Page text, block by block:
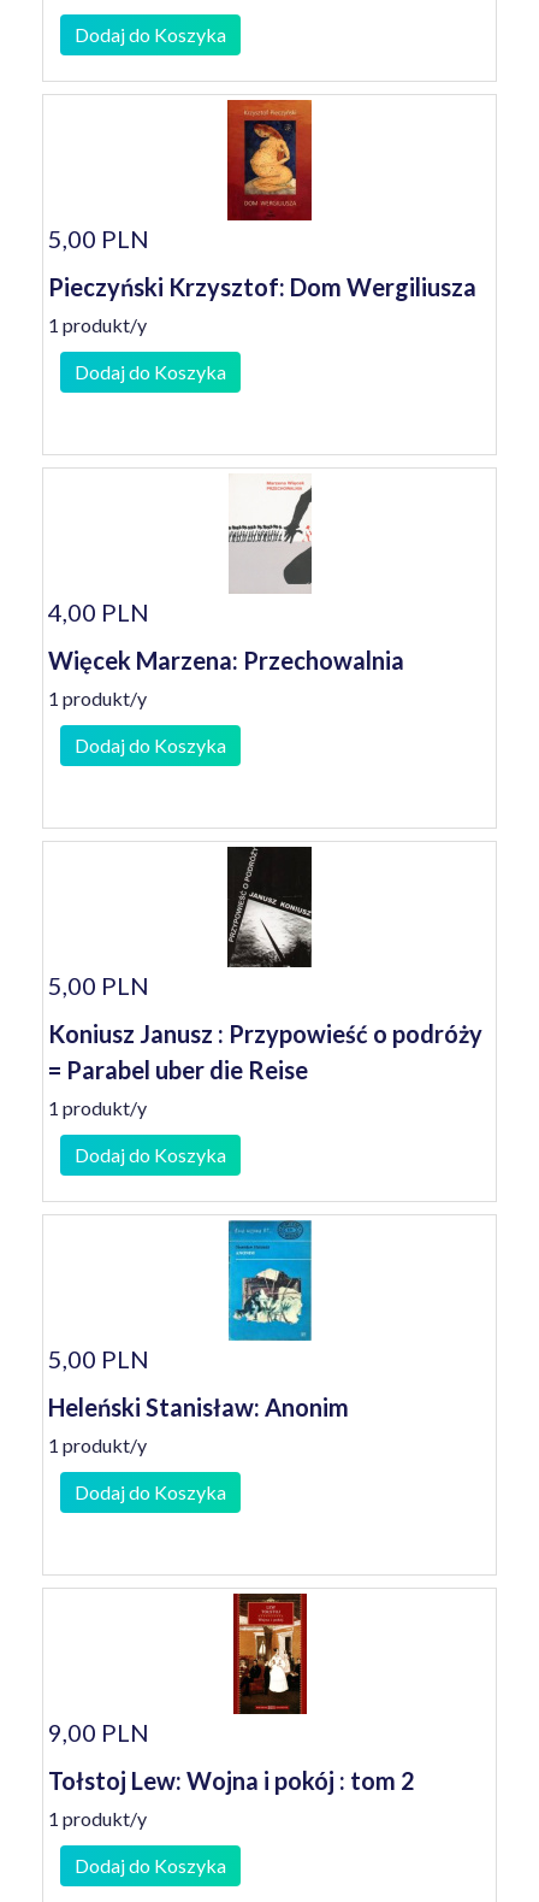
Dodaj do Koszyka
5,00 PLN
Pieczyński Krzysztof: Dom Wergiliusza
1 produkt/y
Dodaj do Koszyka
4,00 PLN
Więcek Marzena: Przechowalnia
1 produkt/y
Dodaj do Koszyka
5,00 PLN
Koniusz Janusz : Przypowieść o podróży
= Parabel uber die Reise
1 produkt/y
Dodaj do Koszyka
5,00 PLN
Heleński Stanisław: Anonim
1 produkt/y
Dodaj do Koszyka
9,00 PLN
Tołstoj Lew: Wojna i pokój : tom 2
1 produkt/y
Dodaj do Koszyka